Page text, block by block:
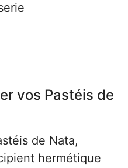
vos Pastéis de
de Nata,
hermétique